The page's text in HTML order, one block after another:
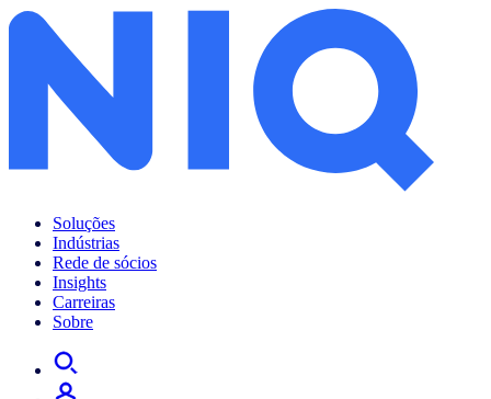
Soluções
Indústrias
Rede de sócios
Insights
Carreiras
Sobre